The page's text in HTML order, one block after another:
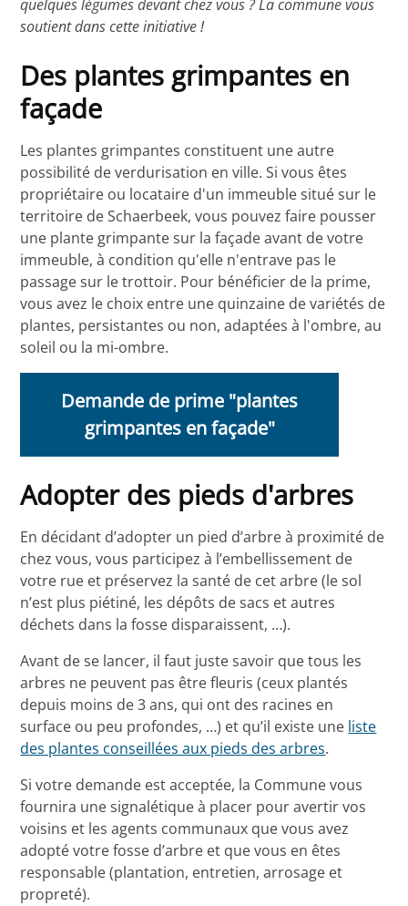
quelques légumes devant chez vous ? La commune vous
soutient dans cette initiative !
Des plantes grimpantes en
façade
Les plantes grimpantes constituent une autre
possibilité de verdurisation en ville. Si vous êtes
propriétaire ou locataire d'un immeuble situé sur le
territoire de Schaerbeek, vous pouvez faire pousser
une plante grimpante sur la façade avant de votre
immeuble, à condition qu'elle n'entrave pas le
passage sur le trottoir. Pour bénéficier de la prime,
vous avez le choix entre une quinzaine de variétés de
plantes, persistantes ou non, adaptées à l'ombre, au
soleil ou la mi-ombre.
Demande de prime "plantes
grimpantes en façade"
Adopter des pieds d'arbres
En décidant d’adopter un pied d’arbre à proximité de
chez vous, vous participez à l’embellissement de
votre rue et préservez la santé de cet arbre (le sol
n’est plus piétiné, les dépôts de sacs et autres
déchets dans la fosse disparaissent, …).
Avant de se lancer, il faut juste savoir que tous les
arbres ne peuvent pas être fleuris (ceux plantés
depuis moins de 3 ans, qui ont des racines en
surface ou peu profondes, …) et qu’il existe une liste
des plantes conseillées aux pieds des arbres.
Si votre demande est acceptée, la Commune vous
fournira une signalétique à placer pour avertir vos
voisins et les agents communaux que vous avez
adopté votre fosse d’arbre et que vous en êtes
responsable (plantation, entretien, arrosage et
propreté).